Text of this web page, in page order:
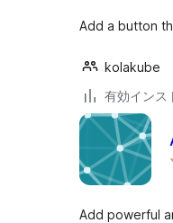
Add a button
kolakube
有効インス
Add powerful